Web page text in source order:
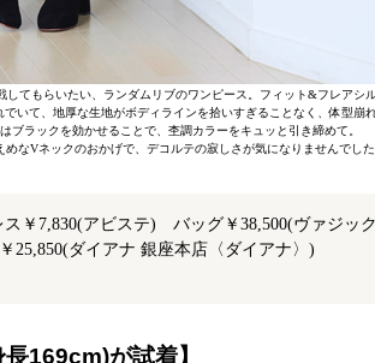
してもらいたい、ランダムリブのワンピース。フィット&フレアシ
いて、地厚な生地がボディラインを拾いすぎることなく、体型崩
ブラックを効かせることで、杢調カラーをキュッと引き締めて。
なVネックのおかげで、デコルテの寂しさが気になりませんでし
￥7,830(アビステ) バッグ￥38,500(ヴァジッ
￥25,850(ダイアナ 銀座本店〈ダイアナ〉)
169cm)が試着】